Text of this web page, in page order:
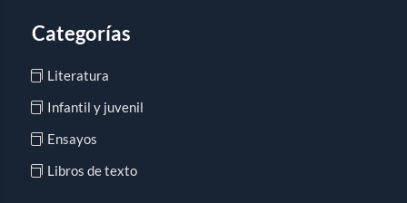
Categorías
Literatura
Infantil y juvenil
Ensayos
Libros de texto